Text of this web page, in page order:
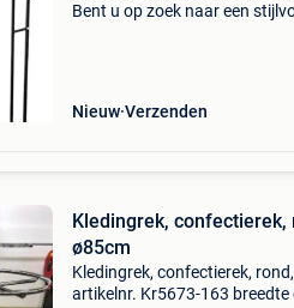
Bent u op zoek naar een
Nieuw Verzenden
Kledingrek, confectierek,
ø85cm
Kledingrek, confectierek,
artikelnr. Kr5673-163